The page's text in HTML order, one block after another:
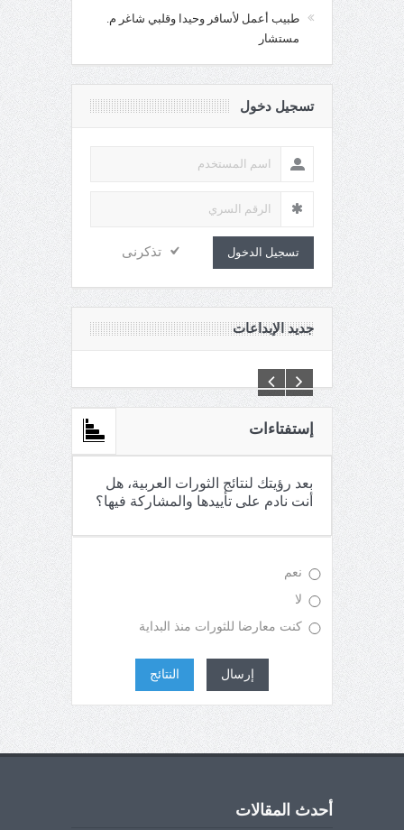
طبيب أعمل لأسافر وحيدا وقلبي شاغر م.
مستشار
تسجيل دخول
تسجيل الدخول تذكرنى
جديد الإبداعات
إستفتاءات
بعد رؤيتك لنتائج الثورات العربية، هل
أنت نادم على تأييدها والمشاركة فيها؟
نعم
لا
كنت معارضا للثورات منذ البداية
إرسال النتائج
أحدث المقالات